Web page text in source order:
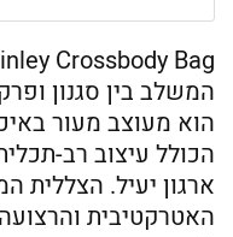
המשלב בין סגנון
הוא מעוצב מעור
הכולל עיצוב רב-
ארגון יעיל.
האטרקטיבית